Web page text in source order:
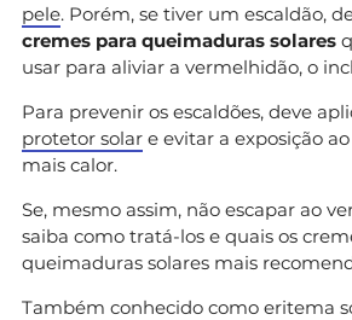
pele. Porém, se tiver um escaldão,
cremes para queimaduras solares
usar para aliviar a vermelhidão, o
Para prevenir os escaldões, deve
protetor solar e evitar a exposição
mais calor.
Se, mesmo assim, não escapar ao
saiba como tratá-los e quais os
queimaduras solares mais
Também conhecido como eritema